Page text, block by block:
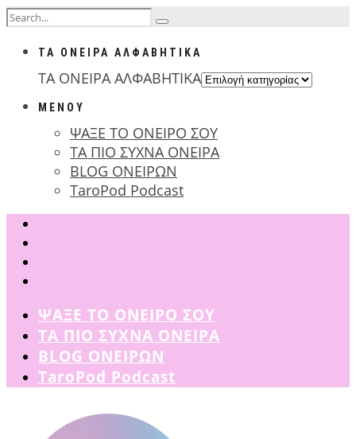
ΤΑ ΟΝΕΙΡΑ ΑΛΦΑΒΗΤΙΚΑ
ΤΑ ΟΝΕΙΡΑ ΑΛΦΑΒΗΤΙΚΑ
ΜΕΝΟΥ
ΨΑΞΕ ΤΟ ΟΝΕΙΡΟ ΣΟΥ
ΤΑ ΠΙΟ ΣΥΧΝΑ ΟΝΕΙΡΑ
BLOG ΟΝΕΙΡΩΝ
TaroPod Podcast
ΨΑΞΕ ΤΟ ΟΝΕΙΡΟ ΣΟΥ
ΤΑ ΠΙΟ ΣΥΧΝΑ ΟΝΕΙΡΑ
BLOG ΟΝΕΙΡΩΝ
TaroPod Podcast